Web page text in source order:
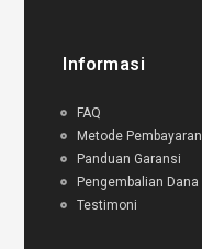
Informasi
FAQ
Metode Pembayaran
Panduan Garansi
Pengembalian Dana
Testimoni